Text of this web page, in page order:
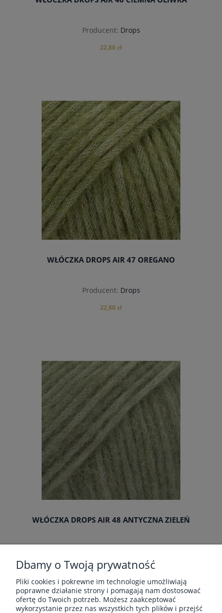
Producent: Drops
22,80 zł
do koszyka
WŁÓCZKA DROPS AIR 47 OREGANO
Producent: Drops
22,80 zł
do koszyka
WŁÓCZKA DROPS AIR 48 ANTYCZNA ZIELEŃ
22,80 zł
« 1 2 3 4 »
Dbamy o Twoją prywatność
Pliki cookies i pokrewne im technologie umożliwiają
poprawne działanie strony i pomagają nam dostosować
ofertę do Twoich potrzeb. Możesz zaakceptować
wykorzystanie przez nas wszystkich tych plików i przejść